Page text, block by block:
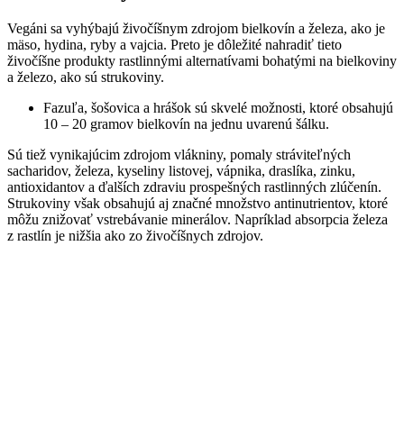
Vegáni sa vyhýbajú živočíšnym zdrojom bielkovín a železa, ako je
mäso, hydina, ryby a vajcia. Preto je dôležité nahradiť tieto
živočíšne produkty rastlinnými alternatívami bohatými na bielkoviny
a železo, ako sú strukoviny.
Fazuľa, šošovica a hrášok sú skvelé možnosti, ktoré obsahujú
10 – 20 gramov bielkovín na jednu uvarenú šálku.
Sú tiež vynikajúcim zdrojom vlákniny, pomaly stráviteľných
sacharidov, železa, kyseliny listovej, vápnika, draslíka, zinku,
antioxidantov a ďalších zdraviu prospešných rastlinných zlúčenín.
Strukoviny však obsahujú aj značné množstvo antinutrientov, ktoré
môžu znižovať vstrebávanie minerálov. Napríklad absorpcia železa
z rastlín je nižšia ako zo živočíšnych zdrojov.